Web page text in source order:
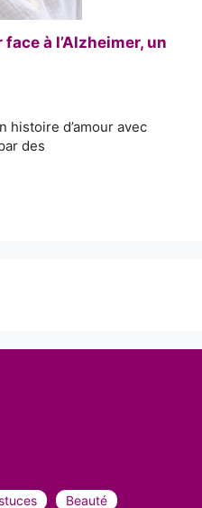
face à l’Alzheimer, un
histoire d’amour avec
des
Beauté